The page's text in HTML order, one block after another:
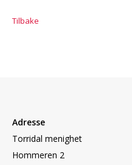
Tilbake
Adresse
Torridal menighet
Hommeren 2